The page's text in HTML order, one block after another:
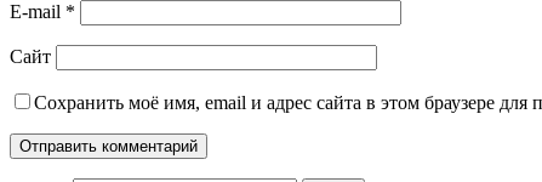
E-mail *
Сайт
Сохранить моё имя, email и адрес сайта в этом браузере